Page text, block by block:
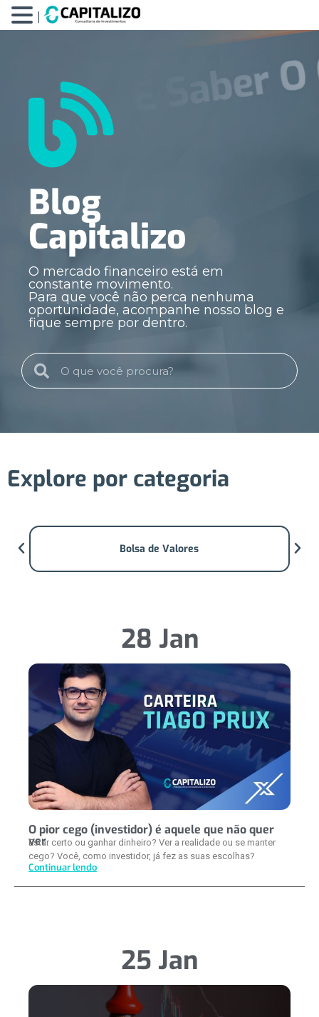
Blog
Capitalizo
O mercado financeiro está em
constante movimento.
Para que você não perca nenhuma
oportunidade, acompanhe nosso blog e
fique sempre por dentro.
Explore por categoria
Bolsa de Valores
28 Jan
O pior cego (investidor) é aquele que não quer
ver
Estar certo ou ganhar dinheiro? Ver a realidade ou se manter
cego? Você, como investidor, já fez as suas escolhas?
Continuar lendo
25 Jan